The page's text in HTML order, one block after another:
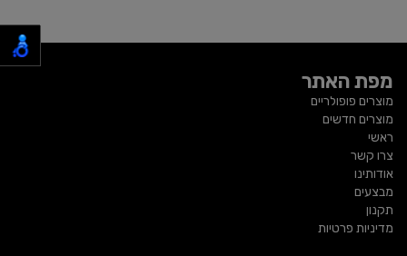
מפת האתר
מוצרים פופולריים
מוצרים חדשים
ראשי
צרו קשר
אודותינו
מבצעים
תקנון
מדיניות פרטיות